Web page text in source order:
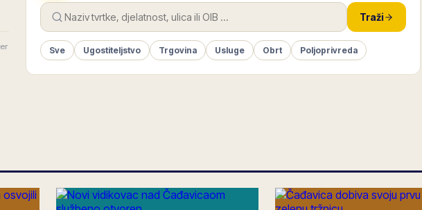
Traži
Sve Ugostiteljstvo Trgovina Usluge Obrt Poljoprivreda